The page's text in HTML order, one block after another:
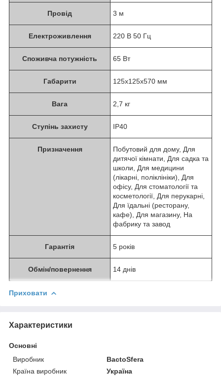
Провід 3 м
Електроживлення 220 В 50 Гц
Споживча потужність 65 Вт
Габарити 125x125x570 мм
Вага 2,7 кг
Ступінь захисту IP40
Призначення
Побутовий для дому, Для
дитячої кімнати, Для садка та
школи, Для медицини
(лікарні, поліклініки), Для
офісу, Для стоматології та
косметології, Для перукарні,
Для їдальні (ресторану,
кафе), Для магазину, На
фабрику та завод
Гарантія 5 років
Обмін/повернення 14 днів
Приховати
Характеристики
Основні
Виробник
BactoSfera
Країна виробник
Україна